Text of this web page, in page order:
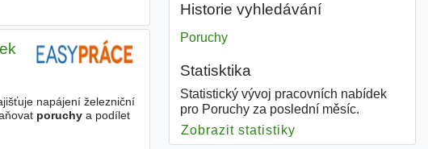
napájení železniční
poruchya podílet
Historie vyhledávání
Poruchy
Statisktika
Statistický vývoj pracovních nabídek
pro Poruchy za poslední měsíc.
Zobrazit statistiky